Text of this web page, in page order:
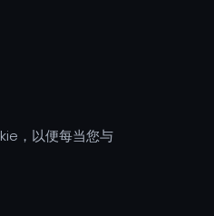
，以便每当您与